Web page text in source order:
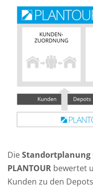
Die
PLANTOUR bewertet
Kunden zu den